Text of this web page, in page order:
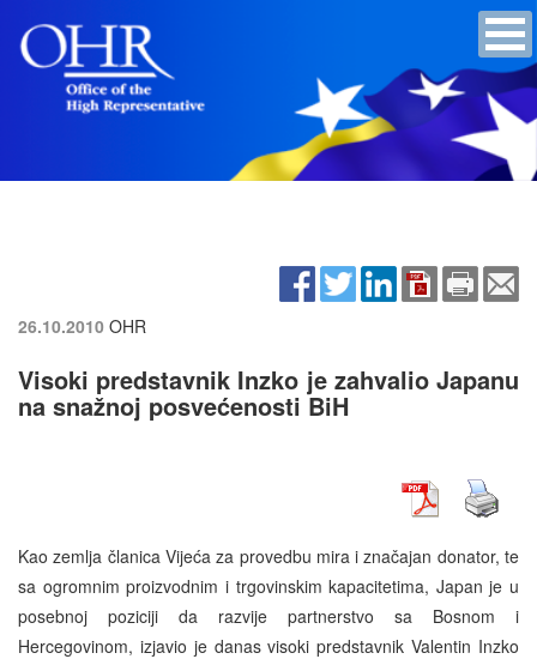
26.10.2010 OHR
Visoki predstavnik Inzko je zahvalio Japanu
na snažnoj posvećenosti BiH
Kao zemlja članica Vijeća za provedbu mira i značajan donator, te
sa ogromnim proizvodnim i trgovinskim kapacitetima, Japan je u
posebnoj poziciji da razvije partnerstvo sa Bosnom i
Hercegovinom, izjavio je danas visoki predstavnik Valentin Inzko